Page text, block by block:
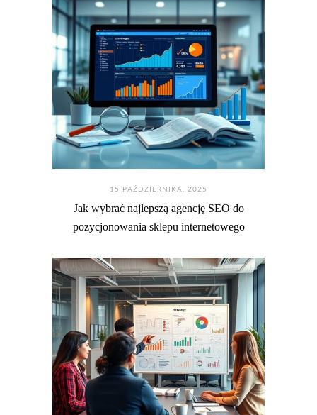
15 PAŹDZIERNIKA. 2025
Jak wybrać najlepszą agencję SEO do
pozycjonowania sklepu internetowego